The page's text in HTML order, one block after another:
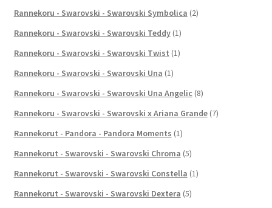
Rannekoru - Swarovski - Swarovski Symbolica (2)
Rannekoru - Swarovski - Swarovski Teddy (1)
Rannekoru - Swarovski - Swarovski Twist (1)
Rannekoru - Swarovski - Swarovski Una (1)
Rannekoru - Swarovski - Swarovski Una Angelic (8)
Rannekoru - Swarovski - Swarovski x Ariana Grande (7)
Rannekorut - Pandora - Pandora Moments (1)
Rannekorut - Swarovski - Swarovski Chroma (5)
Rannekorut - Swarovski - Swarovski Constella (1)
Rannekorut - Swarovski - Swarovski Dextera (5)